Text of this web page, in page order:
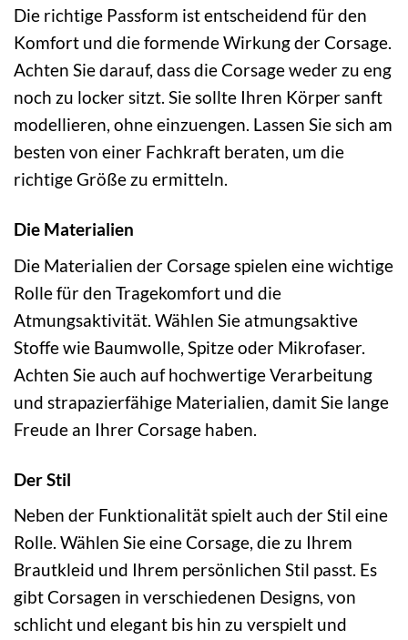
Die richtige Passform ist entscheidend für den
Komfort und die formende Wirkung der Corsage.
Achten Sie darauf, dass die Corsage weder zu eng
noch zu locker sitzt. Sie sollte Ihren Körper sanft
modellieren, ohne einzuengen. Lassen Sie sich am
besten von einer Fachkraft beraten, um die
richtige Größe zu ermitteln.
Die Materialien
Die Materialien der Corsage spielen eine wichtige
Rolle für den Tragekomfort und die
Atmungsaktivität. Wählen Sie atmungsaktive
Stoffe wie Baumwolle, Spitze oder Mikrofaser.
Achten Sie auch auf hochwertige Verarbeitung
und strapazierfähige Materialien, damit Sie lange
Freude an Ihrer Corsage haben.
Der Stil
Neben der Funktionalität spielt auch der Stil eine
Rolle. Wählen Sie eine Corsage, die zu Ihrem
Brautkleid und Ihrem persönlichen Stil passt. Es
gibt Corsagen in verschiedenen Designs, von
schlicht und elegant bis hin zu verspielt und